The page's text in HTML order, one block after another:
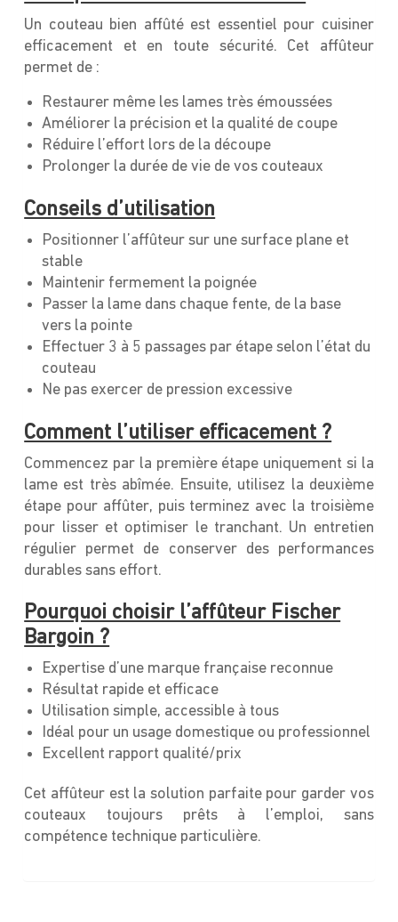
Un couteau bien affûté est essentiel pour cuisiner
efficacement et en toute sécurité. Cet affûteur
permet de :
Restaurer même les lames très émoussées
Améliorer la précision et la qualité de coupe
Réduire l’effort lors de la découpe
Prolonger la durée de vie de vos couteaux
Conseils d’utilisation
Positionner l’affûteur sur une surface plane et
stable
Maintenir fermement la poignée
Passer la lame dans chaque fente, de la base
vers la pointe
Effectuer 3 à 5 passages par étape selon l’état du
couteau
Ne pas exercer de pression excessive
Comment l’utiliser efficacement ?
Commencez par la première étape uniquement si la
lame est très abîmée. Ensuite, utilisez la deuxième
étape pour affûter, puis terminez avec la troisième
pour lisser et optimiser le tranchant. Un entretien
régulier permet de conserver des performances
durables sans effort.
Pourquoi choisir l’affûteur Fischer
Bargoin ?
Expertise d’une marque française reconnue
Résultat rapide et efficace
Utilisation simple, accessible à tous
Idéal pour un usage domestique ou professionnel
Excellent rapport qualité/prix
Cet affûteur est la solution parfaite pour garder vos
couteaux toujours prêts à l’emploi, sans
compétence technique particulière.